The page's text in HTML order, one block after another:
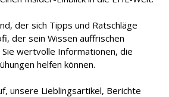
der sich Tipps und Ratschläge
der sein Wissen auffrischen
wertvolle Informationen, die
helfen können.
unsere Lieblingsartikel, Berichte